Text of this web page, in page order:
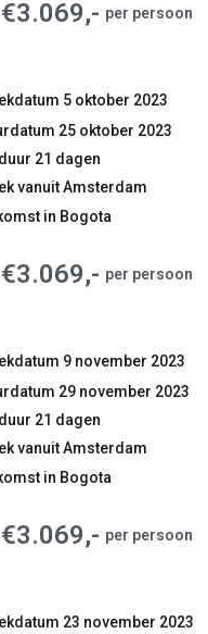
per persoon
5 oktober 2023
25 oktober 2023
21 dagen
vanuit Amsterdam
in Bogota
per persoon
9 november 2023
29 november 2023
21 dagen
vanuit Amsterdam
in Bogota
per persoon
23 november 2023